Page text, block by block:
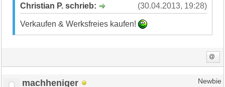
(30.04.2013, 19:28)
Christian P. schrieb:
Verkaufen & Werksfreies kaufen!
machheniger Newbie